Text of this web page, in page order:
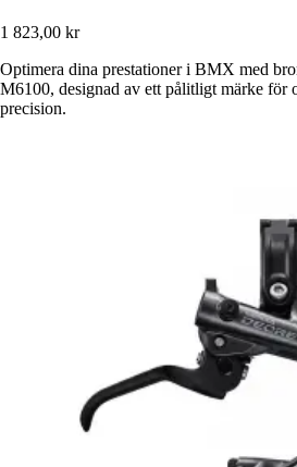
1 823,00 kr
Optimera dina prestationer i BMX med
M6100, designad av ett pålitligt märke för
precision.